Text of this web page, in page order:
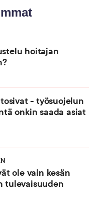
hoitajan
- työsuojelun
onkin saada asiat
ole vain kesän
tulevaisuuden